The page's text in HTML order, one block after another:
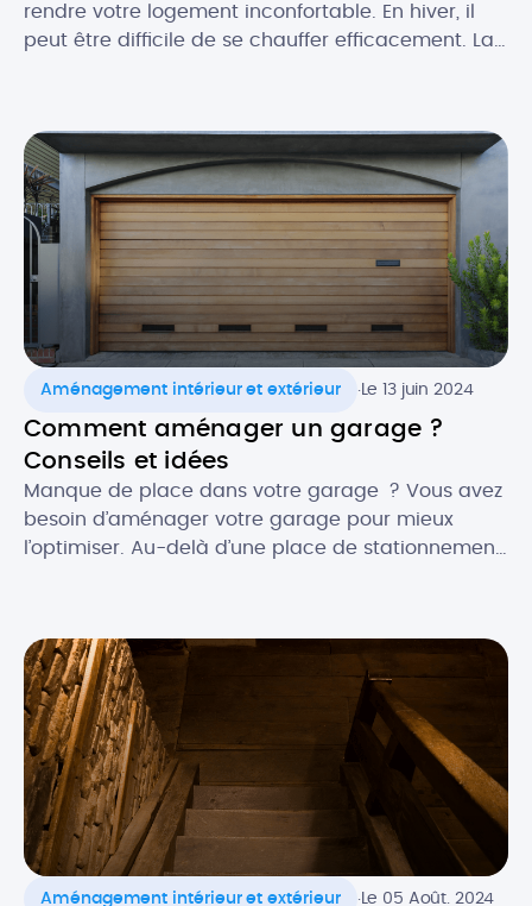
rendre votre logement inconfortable. En hiver, il
peut être difficile de se chauffer efficacement. La
faut savoir sur la clim’ réversible, ou pompe à
chaleur air/air : comment elle […]
Aménagement intérieur et extérieur .Le 13 juin 2024
Comment aménager un garage ?
Conseils et idées
Manque de place dans votre garage ? Vous avez
besoin d’aménager votre garage pour mieux
l’optimiser. Au-delà d’une place de stationnement,
aménager des zones de votre garage en atelier
de bricolage, stockage, dressing ou encore
buanderie, voire l’exploiter en pièce de […]
Aménagement intérieur et extérieur .Le 05 Août. 2024